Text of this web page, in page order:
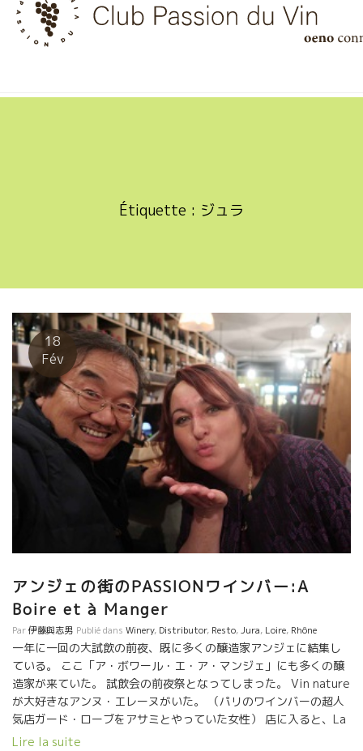
Skip
content
Étiquette : ジュラ
18
Fév
アンジェの街のPASSIONワインバー:A
Boire et à Manger
Par伊藤與志男 Publié dans Winery, Distributor, Resto,Jura, Loire, Rhône
一年に一回の大試飲の前夜、既に多くの醸造家アンジェに結集し
ている。 ここ「ア・ボワール・エ・ア・マンジェ」にも多くの醸
造家が来ていた。 試飲会の前夜祭となってしまった。 Vin nature
が大好きなアンヌ・エレーヌがいた。 （パリのワインバーの超人
気店ガード・ローブをアサミとやっていた女性） 店に入ると、La
vie est belle ?が聞こえてきた。そう、あのステファン・ティソ
Lire la suite